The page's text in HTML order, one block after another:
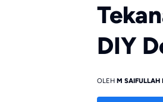
DIY
OLEH M SAIFULLAH